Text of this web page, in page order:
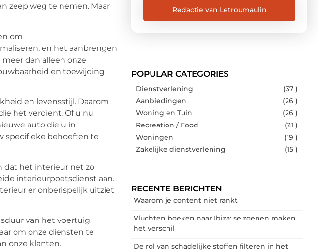
zeep weg te nemen. Maar
om
en het aanbrengen
dan alleen onze
en toewijding
en levensstijl. Daarom
het verdient. Of u nu
auto die u in
specifieke behoeften te
dat het interieur net zo
interieurpoetsdienst aan.
er onberispelijk uitziet
van het voertuig
om onze diensten te
onze klanten.
Redactie van Letroumaulin
POPULAR CATEGORIES
Dienstverlening
(37 )
Aanbiedingen
(26 )
Woning en Tuin
(26 )
Recreation / Food
(21 )
Woningen
(19 )
Zakelijke dienstverlening
(15 )
RECENTE BERICHTEN
Waarom je content niet rankt
Vluchten boeken naar Ibiza: seizoenen maken
het verschil
De rol van schadelijke stoffen filteren in het